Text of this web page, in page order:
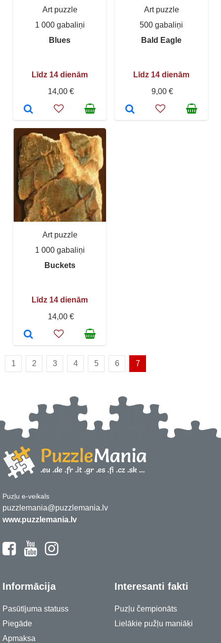
Art puzzle
1 000 gabaliņi
Blues
Līdz 14 dienām
14,00 €
Art puzzle
500 gabaliņi
Bald Eagle
Līdz 14 dienām
9,00 €
Art puzzle
1 000 gabaliņi
Buckets
Līdz 14 dienām
14,00 €
1 2 3 4 5 6 7
Puzļu e-veikals
puzzlemania@puzzlemania.lv
www.puzzlemania.lv
Informācija
Pasūtījuma statuss
Piegāde
Apmaksa
Interesanti fakti
Puzļu čempionāts
Lielākie pužļu maniāķi